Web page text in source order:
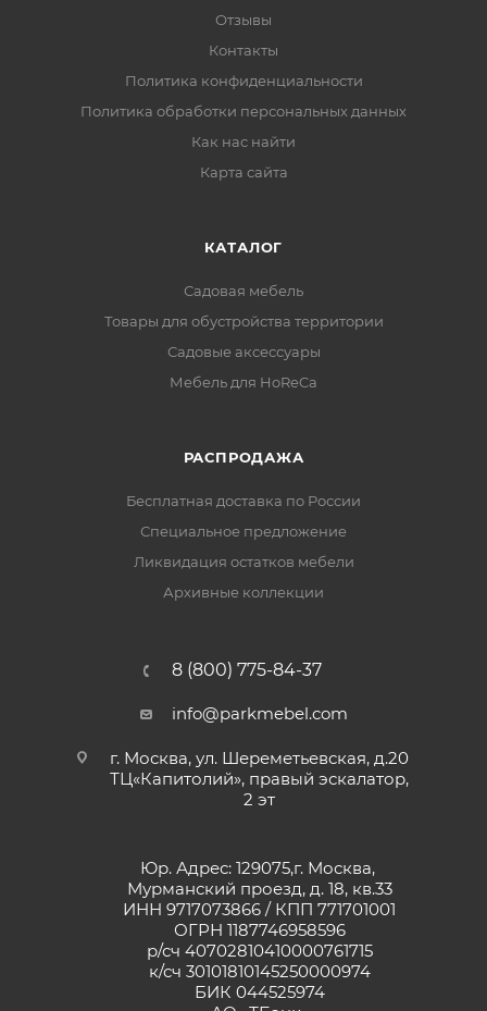
Отзывы
Контакты
Политика конфиденциальности
Политика обработки персональных данных
Как нас найти
Карта сайта
КАТАЛОГ
Садовая мебель
Товары для обустройства территории
Садовые аксессуары
Мебель для HoReCa
РАСПРОДАЖА
Бесплатная доставка по России
Специальное предложение
Ликвидация остатков мебели
Архивные коллекции
8 (800) 775-84-37
info@parkmebel.com
г. Москва, ул. Шереметьевская, д.20
ТЦ«Капитолий», правый эскалатор,
2 эт
Юр. Адрес: 129075,г. Москва,
Мурманский проезд, д. 18, кв.33
ИНН 9717073866 / КПП 771701001
ОГРН 1187746958596
р/сч 40702810410000761715
к/сч 30101810145250000974
БИК 044525974